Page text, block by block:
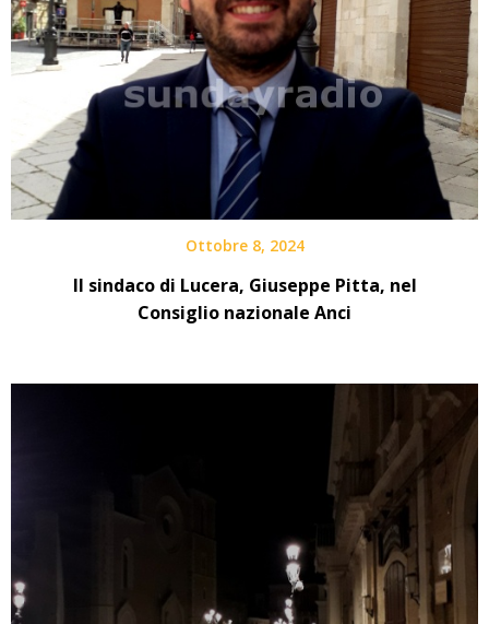
Ottobre 8, 2024
Il sindaco di Lucera, Giuseppe Pitta, nel
Consiglio nazionale Anci